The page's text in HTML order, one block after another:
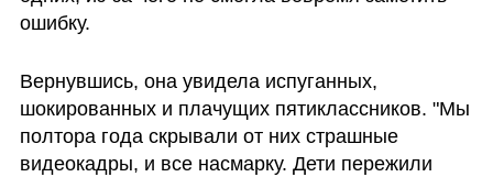
ошибку.
Вернувшись, она увидела испуганных,
шокированных и плачущих пятиклассников. "Мы
полтора года скрывали от них страшные
видеокадры, и все насмарку. Дети пережили